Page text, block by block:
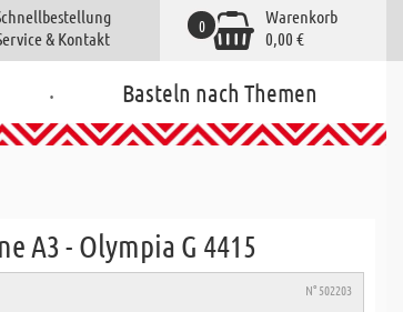
& Kontakt
Warenkorb
0,00 €
0
. Basteln nach Themen
A3 - Olympia G 4415
N° 502203